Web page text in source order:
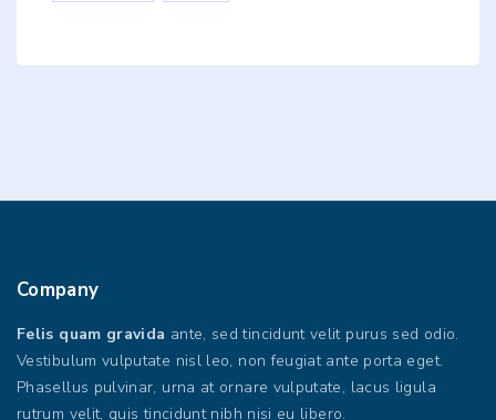
Company
Felis quam gravida ante, sed tincidunt velit purus sed odio.
Vestibulum vulputate nisl leo, non feugiat ante porta eget.
Phasellus pulvinar, urna at ornare vulputate, lacus ligula
rutrum velit, quis tincidunt nibh nisi eu libero.